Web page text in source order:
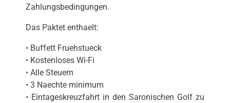
Zahlungsbedingungen.
Das Paktet enthaelt:
• Buffett Fruehstueck
• Kostenloses Wi-Fi
• Alle Steuern
• 3 Naechte minimum
• Eintageskreuzfahrt in den Saronischen Golf zu